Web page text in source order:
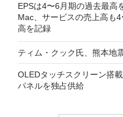
EPSは4〜6月期の過去最高
Mac、サービスの売上高も
高を記録
ティム・クック氏、熊本地
OLEDタッチスクリーン搭
パネルを独占供給